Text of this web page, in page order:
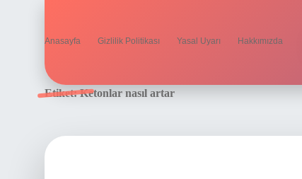
Anasayfa Gizlilik Politikası Yasal Uyarı Hakkımızda
Etiket:Ketonlar nasıl artar